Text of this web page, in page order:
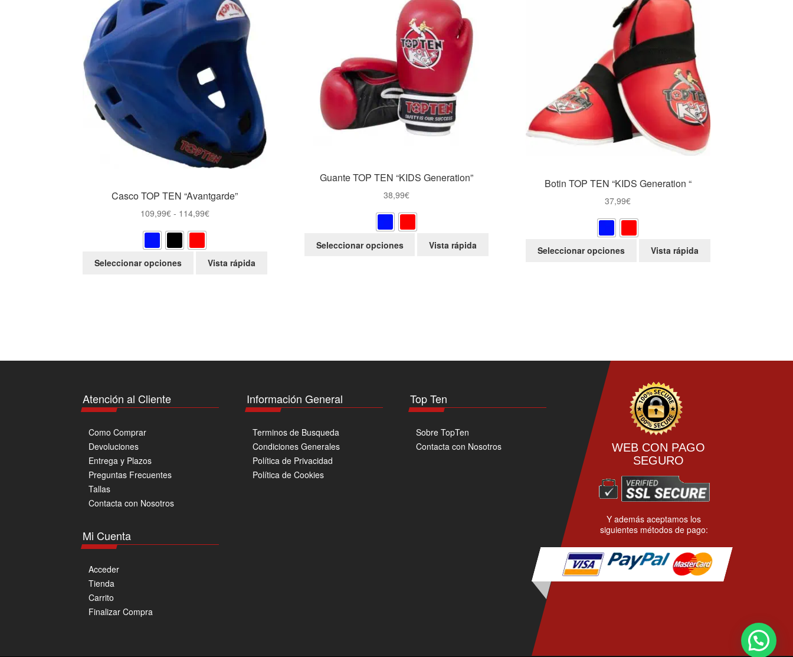
Casco TOP TEN “Avantgarde”
109,99€ - 114,99€Rango
109,99€
Seleccionar opciones
Este
producto
pueden
Vista rápida
Guante TOP TEN “KIDS Generation”
38,99€
Seleccionar opciones
producto
página
de
Vista rápida
Botin TOP TEN “KIDS Generation “
37,99€
Seleccionar opciones
Este
producto
elegir
la
página
de
producto
Vista rápida
Atención al Cliente
Como Comprar
Devoluciones
Entrega y Plazos
Preguntas Frecuentes
Tallas
Contacta con Nosotros
Mi Cuenta
Acceder
Tienda
Carrito
Finalizar Compra
Información General
Terminos de Busqueda
Condiciones Generales
Política de Privacidad
Política de Cookies
Top Ten
Sobre TopTen
Contacta con Nosotros
WEB CON PAGO
SEGURO
Y además aceptamos los
siguientes métodos de pago: